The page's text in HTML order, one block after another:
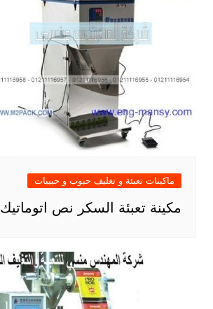
ماكينات تعبئة و تغليف حبوب و حبيبات
مكينة تعبئة السكر نص اتوماتيك